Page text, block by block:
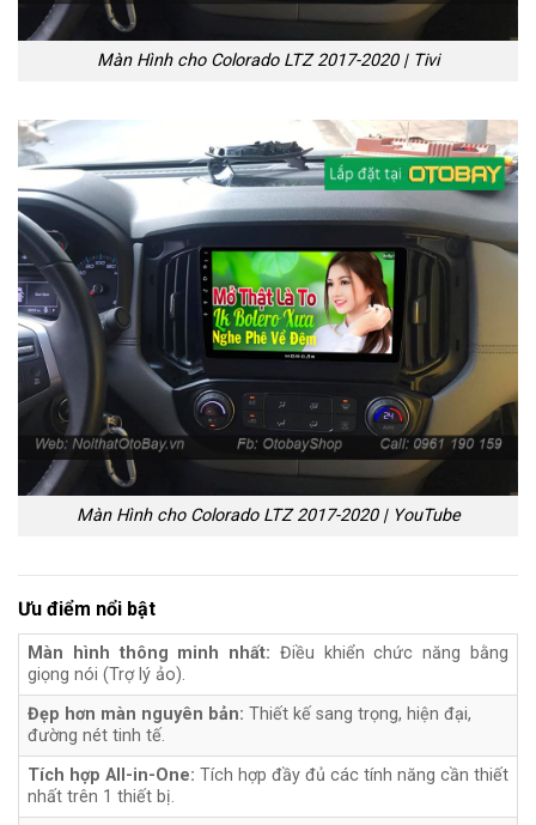
Màn Hình cho Colorado LTZ 2017-2020 | Tivi
Màn Hình cho Colorado LTZ 2017-2020 | YouTube
Ưu điểm nổi bật
Màn hình thông minh nhất: Điều khiển chức năng bằng
giọng nói (Trợ lý ảo).
Đẹp hơn màn nguyên bản: Thiết kế sang trọng, hiện đại,
đường nét tinh tế.
Tích hợp All-in-One: Tích hợp đầy đủ các tính năng cần thiết
nhất trên 1 thiết bị.